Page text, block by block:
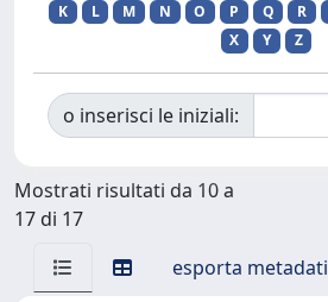
K
L M N O P Q R
X
Y Z
o inserisci le iniziali:
Mostrati risultati da 10 a
17 di 17
esporta metadati